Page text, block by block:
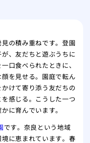
く
と
稚
長
の積み重ねです。登園
、友だちと遊ぶうちに
口食べられたときに、
を見せる。園庭で転ん
けて寄り添う友だちの
感じる。こうした一つ
に育んでいます。
です。奈良という地域
に恵まれています。春